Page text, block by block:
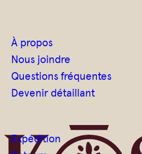
À propos
Nous joindre
Questions fréquentes
Devenir détaillant
Expédition